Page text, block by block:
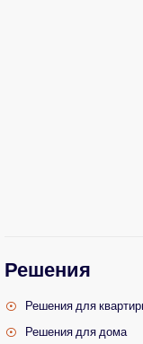
Решения
Решения для
Решения для дома